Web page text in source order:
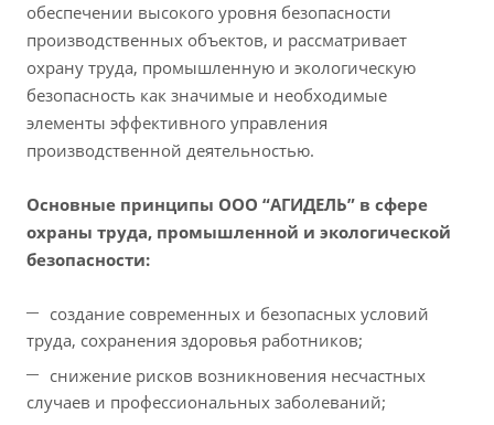
обеспечении высокого уровня безопасности
производственных объектов, и рассматривает
охрану труда, промышленную и экологическую
безопасность как значимые и необходимые
элементы эффективного управления
производственной деятельностью.
Основные принципы ООО “АГИДЕЛЬ” в сфере
охраны труда, промышленной и экологической
безопасности:
создание современных и безопасных условий
труда, сохранения здоровья работников;
снижение рисков возникновения несчастных
случаев и профессиональных заболеваний;